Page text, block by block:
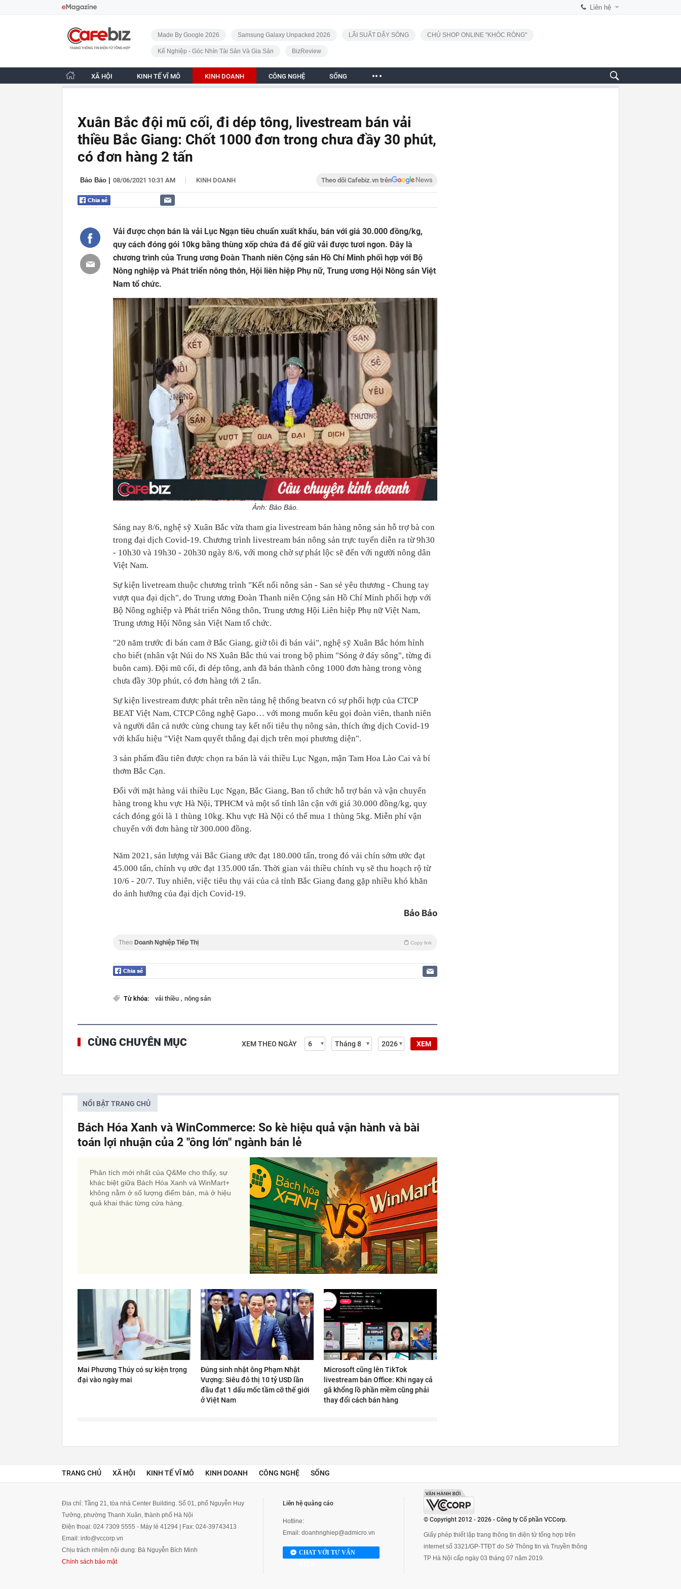
Liên hệ
CafeBiz - Trang chủ
Made By Google 2026 Samsung Galaxy Unpacked 2026 LÃI SUẤT DẬY SÓNG CHỦ SHOP ONLINE "KHÓC RÒNG"
Kế Nghiệp - Góc Nhìn Tài Sản Và Gia Sản BizReview
XÃ HỘI KINH TẾ VĨ MÔ KINH DOANH CÔNG NGHỆ SỐNG
Xuân Bắc đội mũ cối, đi dép tông, livestream bán vải
thiều Bắc Giang: Chốt 1000 đơn trong chưa đầy 30 phút,
có đơn hàng 2 tấn
Bảo Bảo 08/06/2021 10:31 AM | KINH DOANH Theo dõi Cafebiz.vn trên
Vải được chọn bán là vải Lục Ngạn tiêu chuẩn xuất khẩu, bán với giá 30.000 đồng/kg,
quy cách đóng gói 10kg bằng thùng xốp chứa đá để giữ vải được tươi ngon. Đây là
chương trình của Trung ương Đoàn Thanh niên Cộng sản Hồ Chí Minh phối hợp với Bộ
Nông nghiệp và Phát triển nông thôn, Hội liên hiệp Phụ nữ, Trung ương Hội Nông sản Việt
Nam tổ chức.
Ảnh: Bảo Bảo.
Sáng nay 8/6, nghệ sỹ Xuân Bắc vừa tham gia livestream bán hàng nông sản hỗ trợ bà con
trong đại dịch Covid-19. Chương trình livestream bán nông sản trực tuyến diễn ra từ 9h30
- 10h30 và 19h30 - 20h30 ngày 8/6, với mong chờ sự phát lộc sẽ đến với người nông dân
Việt Nam.
Sự kiện livetream thuộc chương trình "Kết nối nông sản - San sẻ yêu thương - Chung tay
vượt qua đại dịch", do Trung ương Đoàn Thanh niên Cộng sản Hồ Chí Minh phối hợp với
Bộ Nông nghiệp và Phát triển Nông thôn, Trung ương Hội Liên hiệp Phụ nữ Việt Nam,
Trung ương Hội Nông sản Việt Nam tổ chức.
"20 năm trước đi bán cam ở Bắc Giang, giờ tôi đi bán vải", nghệ sỹ Xuân Bắc hóm hỉnh
cho biết (nhân vật Núi do NS Xuân Bắc thủ vai trong bộ phim "Sóng ở đáy sông", từng đi
buôn cam). Đội mũ cối, đi dép tông, anh đã bán thành công 1000 đơn hàng trong vòng
chưa đầy 30p phút, có đơn hàng tới 2 tấn.
Sự kiện livestream được phát trên nền tảng hệ thống beatvn có sự phối hợp của CTCP
BEAT Việt Nam, CTCP Công nghệ Gapo… với mong muốn kêu gọi đoàn viên, thanh niên
và người dân cả nước cùng chung tay kết nối tiêu thụ nông sản, thích ứng dịch Covid-19
với khẩu hiệu "Việt Nam quyết thắng đại dịch trên mọi phương diện".
3 sản phẩm đầu tiên được chọn ra bán là vải thiều Lục Ngạn, mận Tam Hoa Lào Cai và bí
thơm Bắc Cạn.
Đối với mặt hàng vải thiều Lục Ngạn, Bắc Giang, Ban tổ chức hỗ trợ bán và vận chuyển
hàng trong khu vực Hà Nội, TPHCM và một số tỉnh lân cận với giá 30.000 đồng/kg, quy
cách đóng gói là 1 thùng 10kg. Khu vực Hà Nội có thể mua 1 thùng 5kg. Miễn phí vận
chuyển với đơn hàng từ 300.000 đồng.
Năm 2021, sản lượng vải Bắc Giang ước đạt 180.000 tấn, trong đó vải chín sớm ước đạt
45.000 tấn, chính vụ ước đạt 135.000 tấn. Thời gian vải thiều chính vụ sẽ thu hoạch rộ từ
10/6 - 20/7. Tuy nhiên, việc tiêu thụ vải của cả tỉnh Bắc Giang đang gặp nhiều khó khăn
do ảnh hưởng của đại dịch Covid-19.
Bảo Bảo
Theo Doanh Nghiệp Tiếp Thị Copy link
Từ khóa: vải thiều , nông sản
CÙNG CHUYÊN MỤC XEM THEO NGÀY XEM
NỔI BẬT TRANG CHỦ
Bách Hóa Xanh và WinCommerce: So kè hiệu quả vận hành và bài
toán lợi nhuận của 2 "ông lớn" ngành bán lẻ
Phân tích mới nhất của Q&Me cho thấy, sự
khác biệt giữa Bách Hóa Xanh và WinMart+
không nằm ở số lượng điểm bán, mà ở hiệu
quả khai thác từng cửa hàng.
Mai Phương Thúy có sự kiện trọng
đại vào ngày mai
Đúng sinh nhật ông Phạm Nhật
Vượng: Siêu đô thị 10 tỷ USD lần
đầu đạt 1 dấu mốc tầm cỡ thế giới
ở Việt Nam
Microsoft cũng lên TikTok
livestream bán Office: Khi ngay cả
gã khổng lồ phần mềm cũng phải
thay đổi cách bán hàng
TRANG CHỦ XÃ HỘI KINH TẾ VĨ MÔ KINH DOANH CÔNG NGHỆ SỐNG
Địa chỉ: Tầng 21, tòa nhà Center Building. Số 01, phố Nguyễn Huy
Tưởng, phường Thanh Xuân, thành phố Hà Nội
Điện thoại: 024 7309 5555 - Máy lẻ 41294 | Fax: 024-39743413
Email: info@vccorp.vn
Chịu trách nhiệm nội dung: Bà Nguyễn Bích Minh
Chính sách bảo mật
Liên hệ quảng cáo
Hotline:
Email: doanhnghiep@admicro.vn
CHAT VỚI TƯ VẤN
© Copyright 2012 - 2026 - Công ty Cổ phần VCCorp.
Giấy phép thiết lập trang thông tin điện tử tổng hợp trên
internet số 3321/GP-TTĐT do Sở Thông tin và Truyền thông
TP Hà Nội cấp ngày 03 tháng 07 năm 2019.